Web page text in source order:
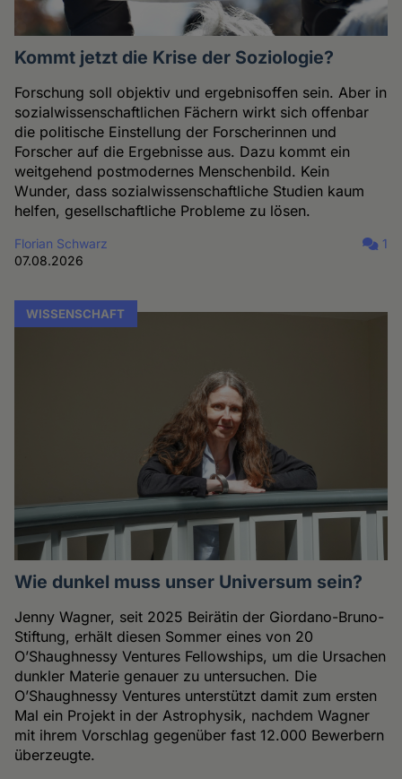
Kommt jetzt die Krise der Soziologie?
Forschung soll objektiv und ergebnisoffen sein. Aber in
sozialwissenschaftlichen Fächern wirkt sich offenbar
die politische Einstellung der Forscherinnen und
Forscher auf die Ergebnisse aus. Dazu kommt ein
weitgehend postmodernes Menschenbild. Kein
Wunder, dass sozialwissenschaftliche Studien kaum
helfen, gesellschaftliche Probleme zu lösen.
Florian Schwarz
07.08.2026
1
WISSENSCHAFT
Wie dunkel muss unser Universum sein?
Jenny Wagner, seit 2025 Beirätin der Giordano-Bruno-
Stiftung, erhält diesen Sommer eines von 20
O’Shaughnessy Ventures Fellowships, um die Ursachen
dunkler Materie genauer zu untersuchen. Die
O’Shaughnessy Ventures unterstützt damit zum ersten
Mal ein Projekt in der Astrophysik, nachdem Wagner
mit ihrem Vorschlag gegenüber fast 12.000 Bewerbern
überzeugte.